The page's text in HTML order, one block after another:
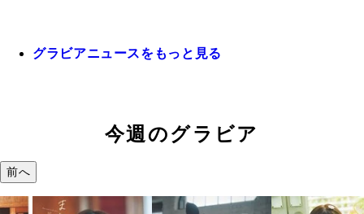
グラビアニュースをもっと見る
今週のグラビア
前へ